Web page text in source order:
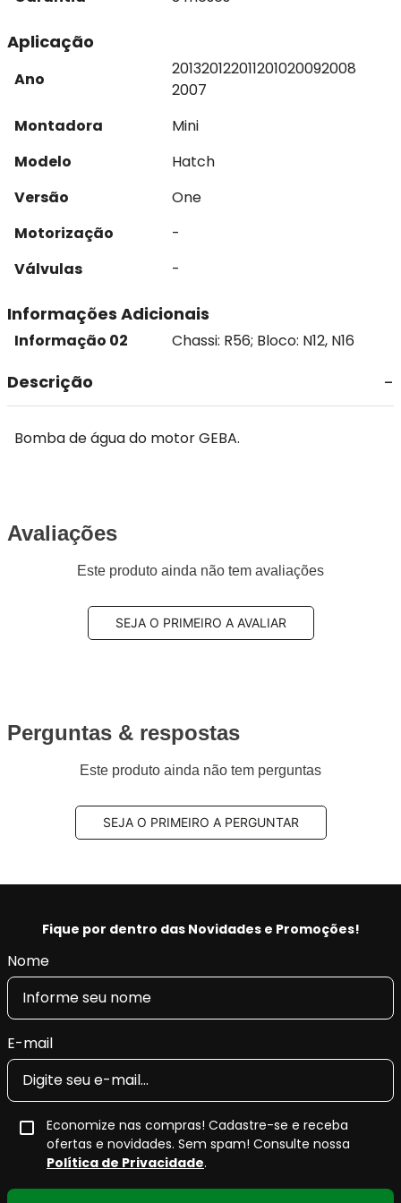
Aplicação
Ano
201320122011201020092008
2007
Montadora
Mini
Modelo
Hatch
Versão
One
Motorização
-
Válvulas
-
Informações Adicionais
Informação 02 Chassi: R56; Bloco: N12, N16
Descrição
Bomba de água do motor GEBA.
Avaliações
Este produto ainda não tem avaliações
SEJA O PRIMEIRO A AVALIAR
Perguntas & respostas
Este produto ainda não tem perguntas
SEJA O PRIMEIRO A PERGUNTAR
Fique por dentro das Novidades e Promoções!
Nome
E-mail
Economize nas compras! Cadastre-se e receba
ofertas e novidades. Sem spam! Consulte nossa
Política de Privacidade.